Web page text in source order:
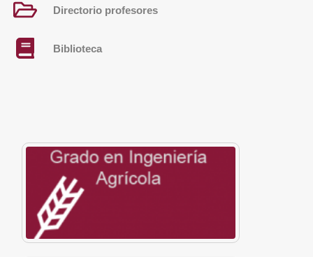
Directorio profesores
Biblioteca